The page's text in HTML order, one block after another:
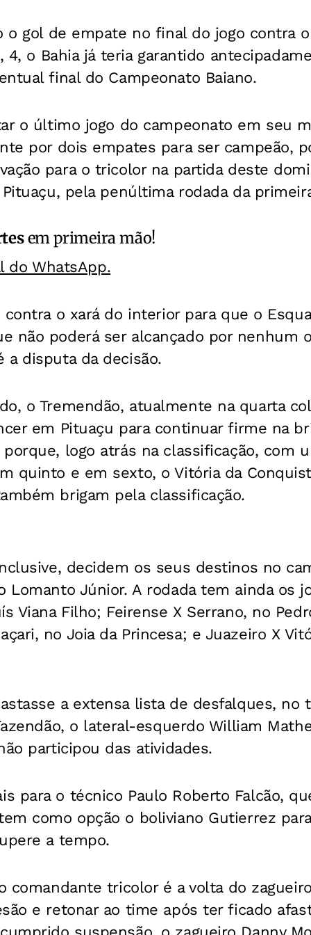
o gol de empate no final do jogo contra
o Bahia já teria garantido
final do Campeonato Baiano.
o último jogo do campeonato em seu
por dois empates para ser campeão,
para o tricolor na partida deste
pela penúltima rodada da
em primeira mão!
do WhatsApp.
o xará do interior para que o
não poderá ser alcançado por nenhum
a disputa da decisão.
o Tremendão, atualmente na quarta
em Pituaçu para continuar firme na
logo atrás na classificação, com
quinto e em sexto, o Vitória da
brigam pela classificação.
decidem os seus destinos no
Júnior. A rodada tem ainda os
Viana Filho; Feirense X Serrano, no
no Joia da Princesa; e Juazeiro X
a extensa lista de desfalques, no
o lateral-esquerdo William
participou das atividades.
para o técnico Paulo Roberto Falcão,
como opção o boliviano Gutierrez
a tempo.
comandante tricolor é a volta do
e retonar ao time após ter ficado